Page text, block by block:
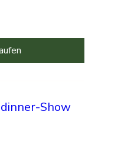
Show